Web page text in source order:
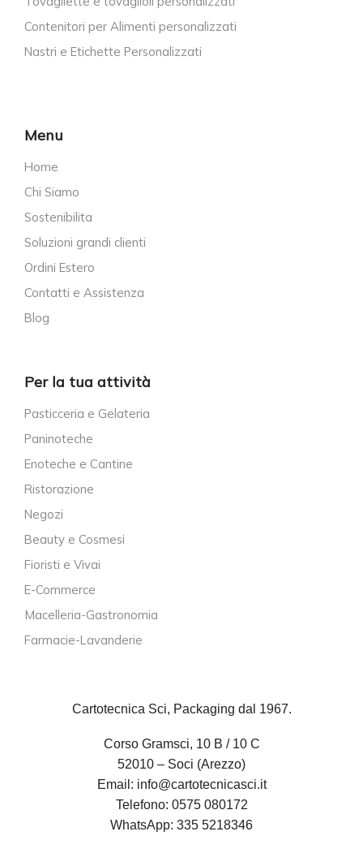
Contenitori per Alimenti personalizzati
Nastri e Etichette Personalizzati
Menu
Home
Chi Siamo
Sostenibilita
Soluzioni grandi clienti
Ordini Estero
Contatti e Assistenza
Blog
Per la tua attività
Pasticceria e Gelateria
Paninoteche
Enoteche e Cantine
Ristorazione
Negozi
Beauty e Cosmesi
Fioristi e Vivai
E-Commerce
Macelleria-Gastronomia
Farmacie-Lavanderie
Cartotecnica Sci, Packaging dal 1967.
Corso Gramsci, 10 B / 10 C
52010 – Soci (Arezzo)
Email: info@cartotecnicasci.it
Telefono: 0575 080172
WhatsApp: 335 5218346